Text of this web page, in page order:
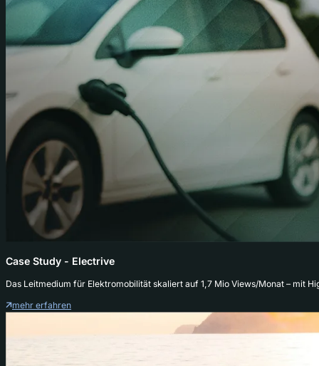
Case Study - Electrive
Das Leitmedium für Elektromobilität skaliert auf 1,7 Mio Views/Monat – mit
mehr erfahren